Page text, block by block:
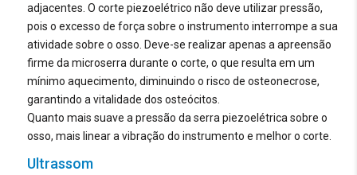
01 Chave torquímetro
04 Conectores do cabo e tubo da bomba peristáltica
04 Conectores da bolsa e tubo da bomba persitáltica
01 Estojo de esterilização
01 Suporte do reservatório de líquido
08 Tubos da bomba peristáltica
01 LED da peça de mão
01 Cabo de força
01 Case para transporte
adjacentes. O corte piezoelétrico não deve utilizar pressão,
pois o excesso de força sobre o instrumento interrompe a sua
atividade sobre o osso. Deve-se realizar apenas a apreensão
firme da microserra durante o corte, o que resulta em um
mínimo aquecimento, diminuindo o risco de osteonecrose,
garantindo a vitalidade dos osteócitos.
Quanto mais suave a pressão da serra piezoelétrica sobre o
osso, mais linear a vibração do instrumento e melhor o corte.
Ultrassom